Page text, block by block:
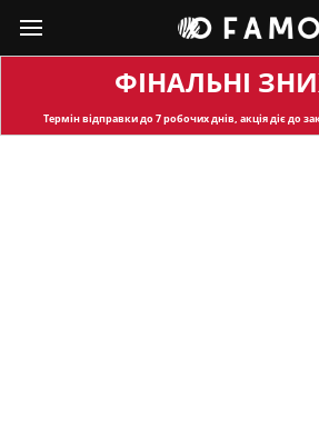
ФІНАЛЬНІ
Термін відправкидо 7 робочих днів, акція діє до